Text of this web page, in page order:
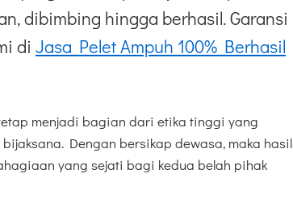
dibimbing hingga berhasil. Garansi
di Jasa Pelet Ampuh 100% Berhasil
menjadi bagian dari etika tinggi yang
Dengan bersikap dewasa, maka hasil
yang sejati bagi kedua belah pihak